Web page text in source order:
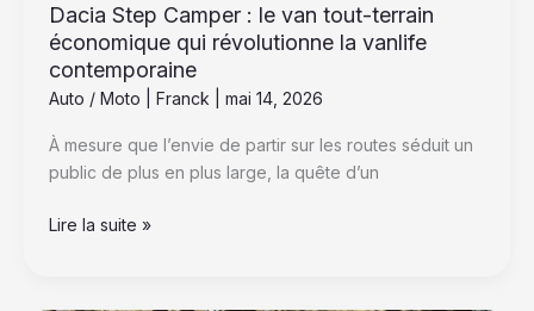
Dacia Step Camper : le van tout-terrain
économique qui révolutionne la vanlife
contemporaine
Auto / Moto Franck mai 14, 2026
À mesure que l’envie de partir sur les routes séduit un
public de plus en plus large, la quête d’un
la
vanlife
contemporaine
Lire la suite »